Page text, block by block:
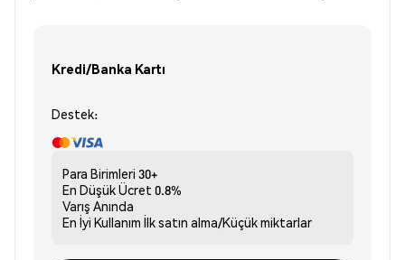
Kredi/Banka Kartı
Destek:
Para Birimleri 30+
En Düşük Ücret 0.8%
Varış Anında
En İyi Kullanım İlk satın alma/Küçük miktarlar